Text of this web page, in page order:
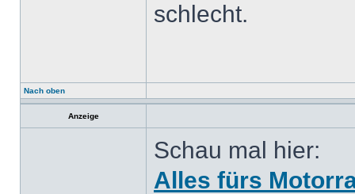
schlecht.
Nach oben
Anzeige
Schau mal hier:
Alles fürs